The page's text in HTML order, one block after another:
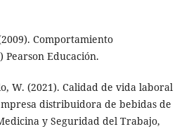
Comportamiento
Pearson Educación.
W. (2021). Calidad de vida laboral
distribuidora de bebidas de
y Seguridad del Trabajo,